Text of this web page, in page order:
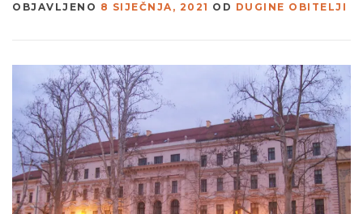
OBJAVLJENO 8 SIJEČNJA, 2021 OD DUGINE OBITELJI